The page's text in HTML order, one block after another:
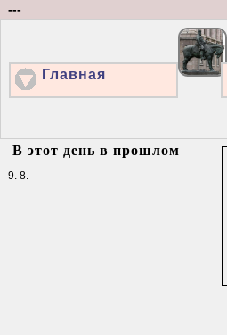
---
Главная
В этот день в прошлом
9. 8.